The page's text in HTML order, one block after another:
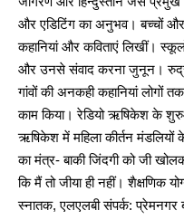
और एडिटिंग का अनुभव। बच्चों
कहानियां और कविताएं लिखीं।
और उनसे संवाद करना जुनून।
गांवों की अनकही कहानियां लोगों
काम किया। रेडियो ऋषिकेश के
ऋषिकेश में महिला कीर्तन मंडलियों
का मंत्र- बाकी जिंदगी को जी
कि मैं तो जीया ही नहीं। शैक्षणिक
स्नातक, एलएलबी संपर्क: प्रेमनगर